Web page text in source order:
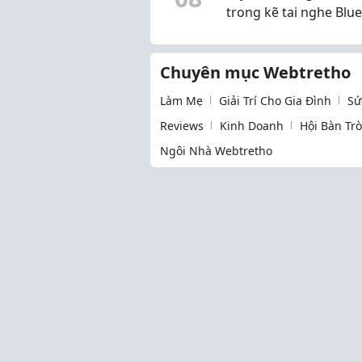
trong kẽ tai nghe
siêu sạch các mẹ ơi!
Chuyên mục Webtretho
Làm Mẹ Giải Trí Cho Gia Đình
Reviews
Kinh Doanh
Hội Bàn
Ngôi Nhà Webtretho